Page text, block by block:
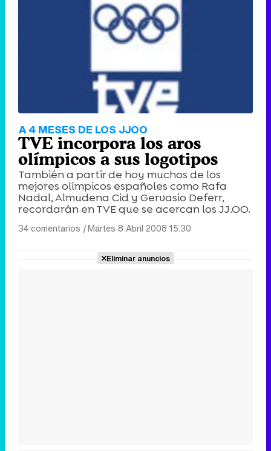
A 4 MESES DE LOS JJOO
TVE incorpora los aros
olímpicos a sus logotipos
También a partir de hoy muchos de los
mejores olímpicos españoles como Rafa
Nadal, Almudena Cid y Gervasio Deferr,
recordarán en TVE que se acercan los JJ.OO.
34 comentarios |Martes 8 Abril 2008 15:30
Eliminar anuncios